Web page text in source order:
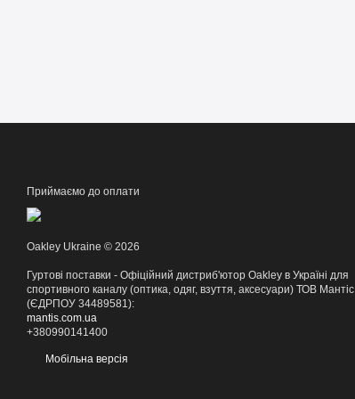
Приймаємо до оплати
Oakley Ukraine © 2026
Гуртові поставки - Офіційний дистриб'ютор Oakley в Україні для
спортивного каналу (оптика, одяг, взуття, аксесуари) ТОВ Мантіс
(ЄДРПОУ 34489581):
mantis.com.ua
+380990141400
Мобільна версія